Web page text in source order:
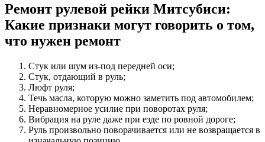
Ремонт рулевой рейки Митсубиси:
Какие признаки могут говорить о том,
что нужен ремонт
Стук или шум из-под передней оси;
Стук, отдающий в руль;
Люфт руля;
Течь масла, которую можно заметить под автомобилем;
Неравномерное усилие при поворотах руля;
Вибрация на руле даже при езде по ровной дороге;
Руль произвольно поворачивается или не возвращается в